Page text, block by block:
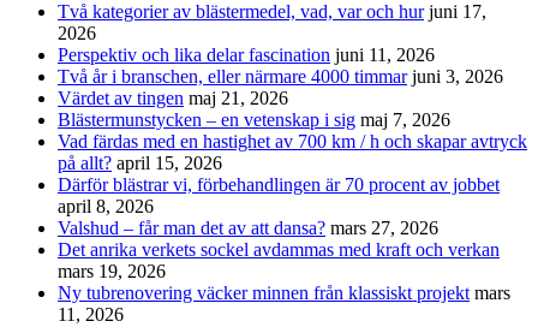
Två kategorier av blästermedel, vad, var och hur juni 17,
2026
Perspektiv och lika delar fascination juni 11, 2026
Två år i branschen, eller närmare 4000 timmar juni 3, 2026
Värdet av tingen maj 21, 2026
Blästermunstycken – en vetenskap i sig maj 7, 2026
Vad färdas med en hastighet av 700 km / h och skapar avtryck
på allt? april 15, 2026
Därför blästrar vi, förbehandlingen är 70 procent av jobbet
april 8, 2026
Valshud – får man det av att dansa? mars 27, 2026
Det anrika verkets sockel avdammas med kraft och verkan
mars 19, 2026
Ny tubrenovering väcker minnen från klassiskt projekt mars
11, 2026